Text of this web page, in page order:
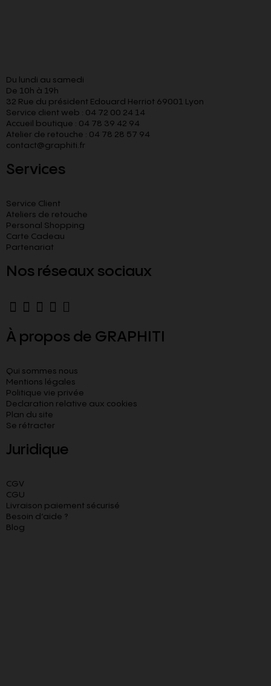
Du lundi au samedi
De 10h à 19h
32 Rue du président Edouard Herriot 69001 Lyon
Service client web : 04 72 00 24 14
Accueil boutique : 04 78 39 42 94
Atelier de retouche : 04 78 28 57 94
contact@graphiti.fr
Services
Service Client
Ateliers de retouche
Personal Shopping
Carte Cadeau
Partenariat
Nos réseaux sociaux
À propos de GRAPHITI
Qui sommes nous
Mentions légales
Politique vie privée
Declaration relative aux cookies​
Plan du site
Se rétracter
Juridique
CGV
CGU
Livraison paiement sécurisé
Besoin d’aide ?
Blog